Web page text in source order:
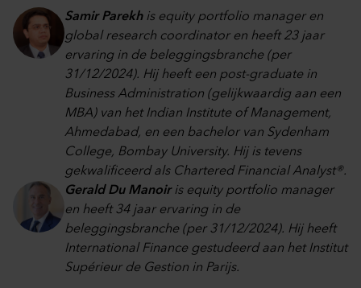
Samir Parekhis equity portfolio manager en
global research coordinator en heeft 23 jaar
ervaring in de beleggingsbranche (per
31/12/2024). Hij heeft een post-graduate in
Business Administration (gelijkwaardig aan een
MBA) van het Indian Institute of Management,
Ahmedabad, en een bachelor van Sydenham
College, Bombay University. Hij is tevens
gekwalificeerd als Chartered Financial Analyst®.
Gerald Du Manoiris equity portfolio manager
en heeft 34 jaar ervaring in de
beleggingsbranche (per 31/12/2024). Hij heeft
International Finance gestudeerd aan het Institut
Supérieur de Gestion in Parijs.